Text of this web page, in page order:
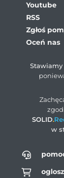
Youtube
RSS
Zgłoś
Oceń nas
Stawiamy
SOLID.
w